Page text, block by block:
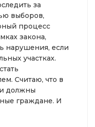
за
выборов,
процесс
закона,
нарушения, если
участках.
Считаю, что в
должны
граждане. И